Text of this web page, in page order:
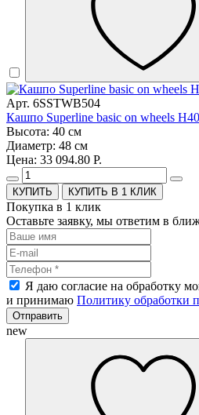
Арт. 6SSTWB504
Кашпо Superline basic on wheels
Высота: 40 см
Диаметр: 48 см
Цена: 33 094.80 Р.
КУПИТЬ В 1 КЛИК
Покупка в 1 клик
Оставьте заявку, мы ответим в
Я даю согласие на обработку
и принимаю Политику обработки
Отправить
new